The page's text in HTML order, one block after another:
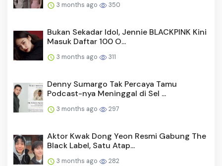
3 months ago 350
Bukan Sekadar Idol, Jennie BLACKPINK Kini
Masuk Daftar 100 O...
3 months ago 311
Denny Sumargo Tak Percaya Tamu
Podcast-nya Meninggal di Sel ...
3 months ago 297
Aktor Kwak Dong Yeon Resmi Gabung The
Black Label, Satu Atap...
3 months ago 282